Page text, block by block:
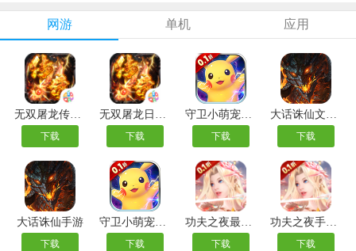
网游 单机 应用
无双屠龙传奇手游
下载 下载
守卫小萌宠吧(0.1折开局送裂空座)
下载 下载
大话诛仙手游
下载
守卫小萌宠吧手游
下载
功夫之夜最新版本
下载
功夫之夜手游内购版
下载